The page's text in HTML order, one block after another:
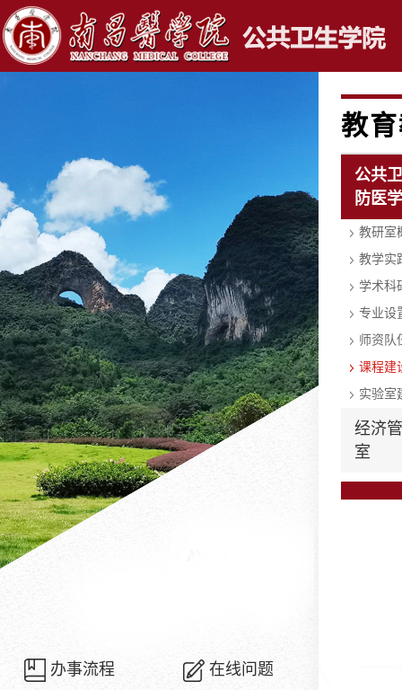
办事流程 在线问题
教
公共
防医
教研室
教学实
学术科
专业设
师资队
课程建
实验室
经济
室